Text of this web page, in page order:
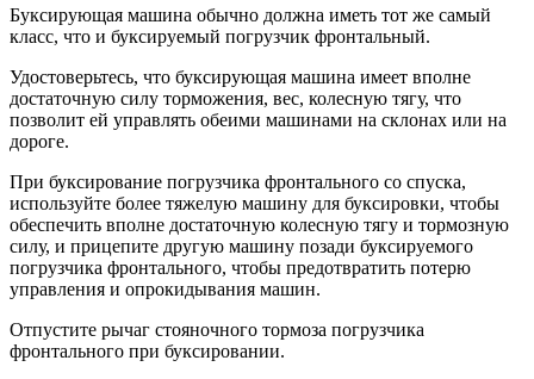
Буксирующая машина обычно должна иметь тот же самый
класс, что и буксируемый погрузчик фронтальный.
Удостоверьтесь, что буксирующая машина имеет вполне
достаточную силу торможения, вес, колесную тягу, что
позволит ей управлять обеими машинами на склонах или на
дороге.
При буксирование погрузчика фронтального со спуска,
используйте более тяжелую машину для буксировки, чтобы
обеспечить вполне достаточную колесную тягу и тормозную
силу, и прицепите другую машину позади буксируемого
погрузчика фронтального, чтобы предотвратить потерю
управления и опрокидывания машин.
Отпустите рычаг стояночного тормоза погрузчика
фронтального при буксировании.